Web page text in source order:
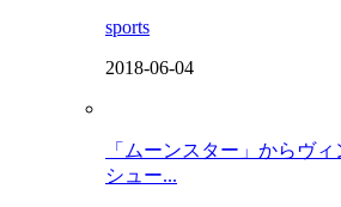
sports
2018-06-04
「ムーンスター」からヴ
シュー...